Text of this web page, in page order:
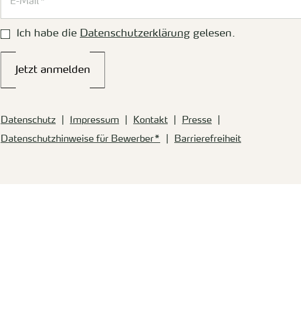
Ich habe die Datenschutzerklärung gelesen.
Jetzt anmelden
Datenschutz Impressum Kontakt
Presse
Datenschutzhinweise für Bewerber*
Barrierefreiheit